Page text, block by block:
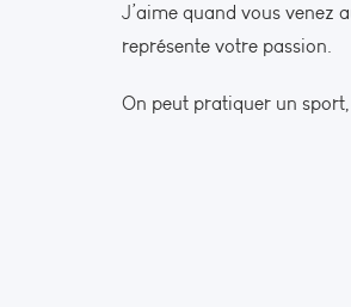
J’aime quand vous venez
représente votre passion.
On peut pratiquer un